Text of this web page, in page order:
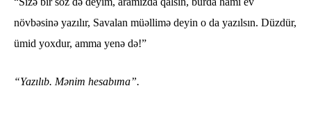
növbəsinə yazılır, Savalan müəllimə deyin o da yazılsın. Düzdür,
ümid yoxdur, amma yenə də!”
“Yazılıb. Mənim hesabıma”.